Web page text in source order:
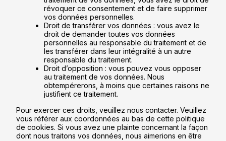
révoquer ce consentement et de faire supprimer
vos données personnelles.
Droit de transférer vos données : vous avez le
droit de demander toutes vos données
personnelles au responsable du traitement et de
les transférer dans leur intégralité à un autre
responsable du traitement.
Droit d’opposition : vous pouvez vous opposer
au traitement de vos données. Nous
obtempérerons, à moins que certaines raisons ne
justifient ce traitement.
Pour exercer ces droits, veuillez nous contacter. Veuillez
vous référer aux coordonnées au bas de cette politique
de cookies. Si vous avez une plainte concernant la façon
dont nous traitons vos données, nous aimerions en être